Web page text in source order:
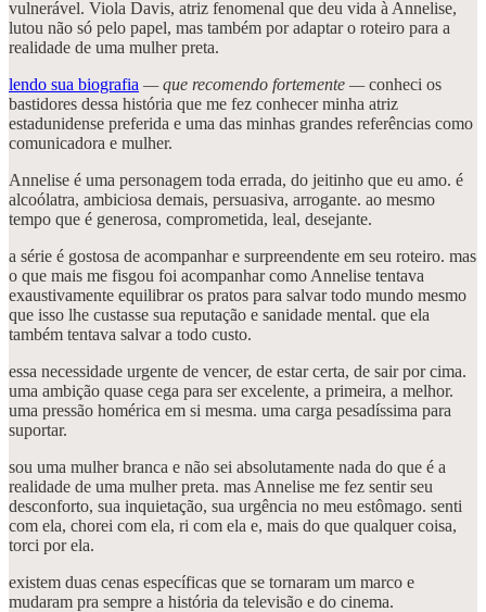
vulnerável. Viola Davis, atriz fenomenal que deu vida à Annelise,
lutou não só pelo papel, mas também por adaptar o roteiro para a
realidade de uma mulher preta.
lendo sua biografia — que recomendo fortemente —conheci os
bastidores dessa história que me fez conhecer minha atriz
estadunidense preferida e uma das minhas grandes referências como
comunicadora e mulher.
Annelise é uma personagem toda errada, do jeitinho que eu amo. é
alcoólatra, ambiciosa demais, persuasiva, arrogante. ao mesmo
tempo que é generosa, comprometida, leal, desejante.
a série é gostosa de acompanhar e surpreendente em seu roteiro. mas
o que mais me fisgou foi acompanhar como Annelise tentava
exaustivamente equilibrar os pratos para salvar todo mundo mesmo
que isso lhe custasse sua reputação e sanidade mental. que ela
também tentava salvar a todo custo.
essa necessidade urgente de vencer, de estar certa, de sair por cima.
uma ambição quase cega para ser excelente, a primeira, a melhor.
uma pressão homérica em si mesma. uma carga pesadíssima para
suportar.
sou uma mulher branca e não sei absolutamente nada do que é a
realidade de uma mulher preta. mas Annelise me fez sentir seu
desconforto, sua inquietação, sua urgência no meu estômago. senti
com ela, chorei com ela, ri com ela e, mais do que qualquer coisa,
torci por ela.
existem duas cenas específicas que se tornaram um marco e
mudaram pra sempre a história da televisão e do cinema.